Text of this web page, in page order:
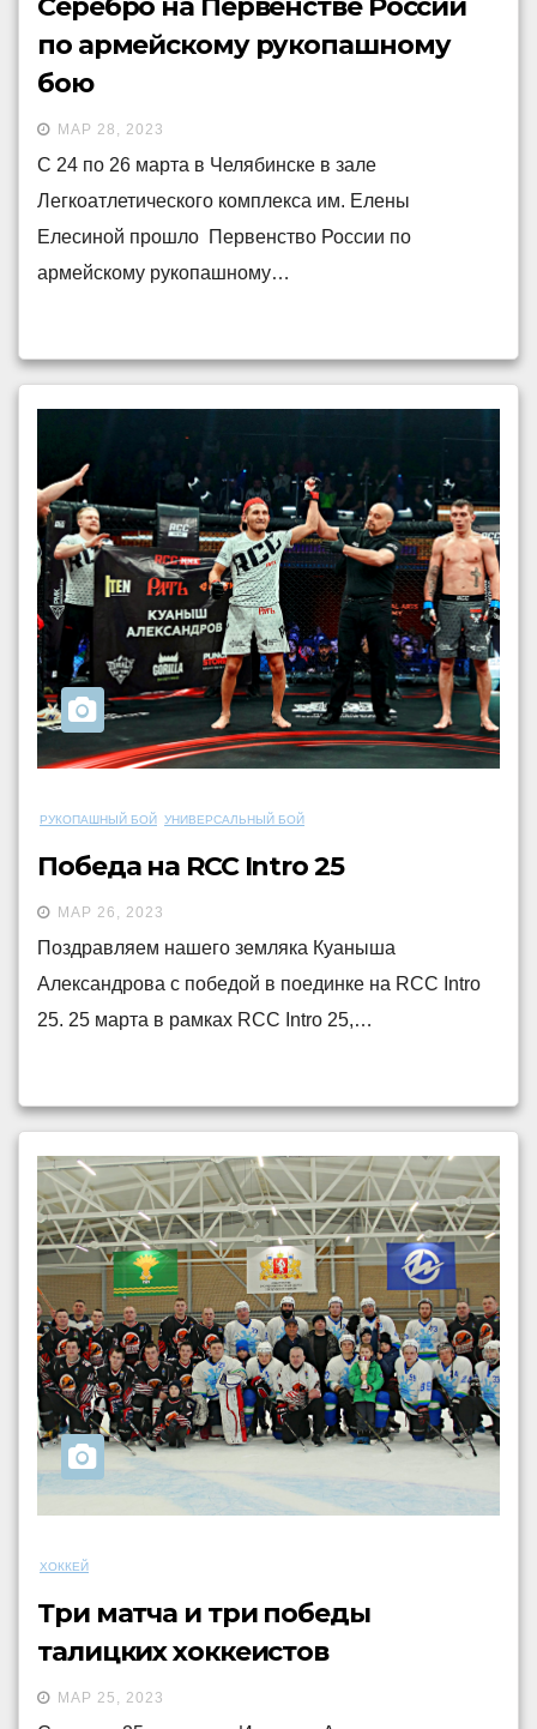
Серебро на Первенстве России
по армейскому рукопашному
бою
МАР 28, 2023
С 24 по 26 марта в Челябинске в зале
Легкоатлетического комплекса им. Елены
Елесиной прошло Первенство России по
армейскому рукопашному…
РУКОПАШНЫЙ БОЙ УНИВЕРСАЛЬНЫЙ БОЙ
Победа на RCC Intro 25
МАР 26, 2023
Поздравляем нашего земляка Куаныша
Александрова с победой в поединке на RCC Intro
25. 25 марта в рамках RCC Intro 25,…
ХОККЕЙ
Три матча и три победы
талицких хоккеистов
МАР 25, 2023